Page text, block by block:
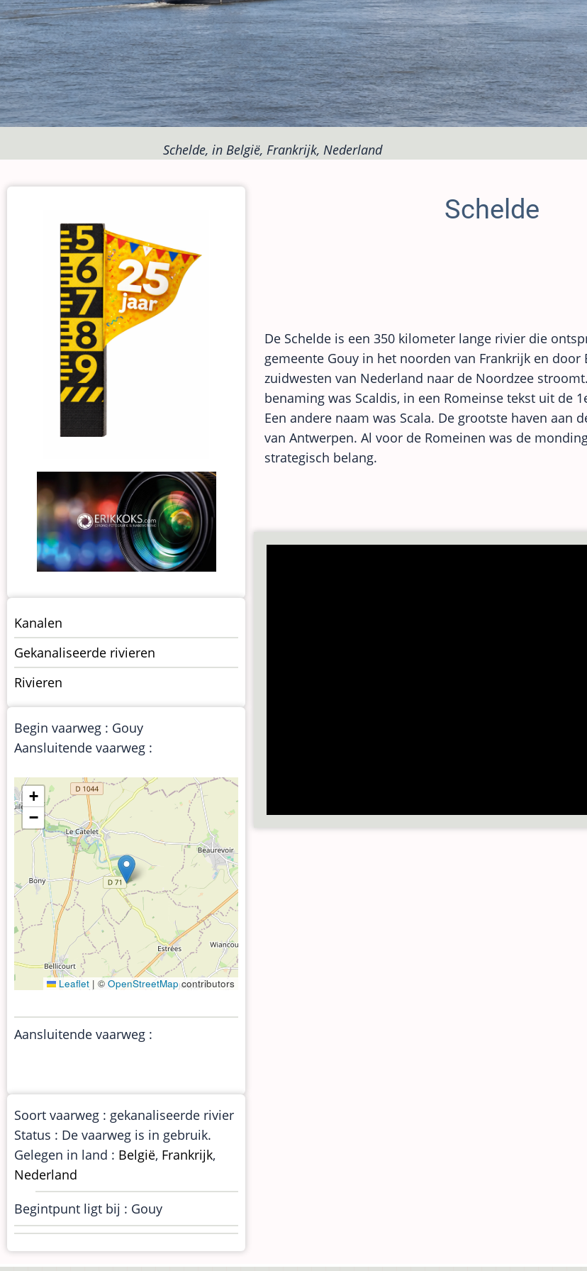
Schelde, in België, Frankrijk, Nederland
Schelde
De Schelde is een 350 kilometer lange rivier die
gemeente Gouy in het noorden van Frankrijk en door
zuidwesten van Nederland naar de Noordzee
benaming was Scaldis, in een Romeinse tekst uit de
Een andere naam was Scala. De grootste haven aan
van Antwerpen. Al voor de Romeinen was de
strategisch belang.
Menu
vaarwegen
Kanalen
Gekanaliseerde rivieren
Rivieren
Begin vaarweg : Gouy
Aansluitende vaarweg :
+
−
Leaflet | © OpenStreetMapcontributors
Aansluitende vaarweg :
Soort vaarweg : gekanaliseerde rivier
Status : De vaarweg is in gebruik.
Gelegen in land : België, Frankrijk,
Nederland
Begintpunt ligt bij : Gouy